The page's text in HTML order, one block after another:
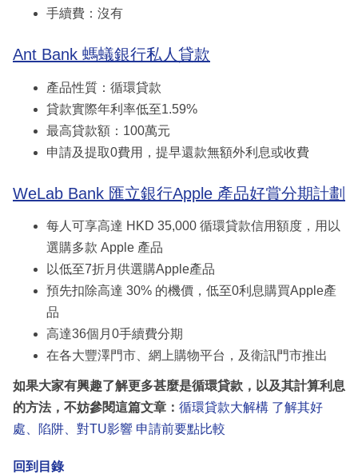
手續費：沒有
Ant Bank 螞蟻銀行私人貸款
產品性質：循環貸款
貸款實際年利率低至1.59%
最高貸款額：100萬元
申請及提取0費用，提早還款無額外利息或收費
WeLab Bank 匯立銀行Apple 產品好賞分期計劃
每人可享高達 HKD 35,000 循環貸款信用額度，用以
選購多款 Apple 產品
以低至7折月供選購Apple產品
預先扣除高達 30% 的機價，低至0利息購買Apple產
品
高達36個月0手續費分期
在各大豐澤門市、網上購物平台，及衛訊門市推出
如果大家有興趣了解更多甚麼是循環貸款，以及其計算利息
的方法，不妨參閱這篇文章： 循環貸款大解構 了解其好
處、陷阱、對TU影響 申請前要點比較
回到目錄